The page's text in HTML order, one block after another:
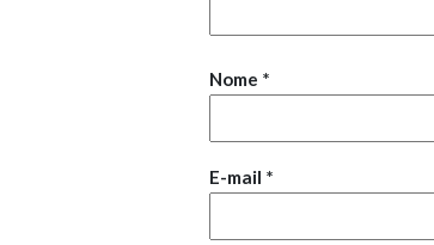
Nome *
E-mail *